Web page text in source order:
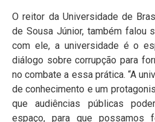
O reitor da Universidade de
de Sousa Júnior, também falou
com ele, a universidade é o
diálogo sobre corrupção para
no combate a essa prática. “A
de conhecimento e um
que audiências públicas
espaço, para que possamos